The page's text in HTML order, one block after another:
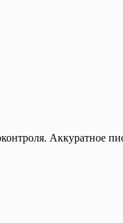
Аккуратное